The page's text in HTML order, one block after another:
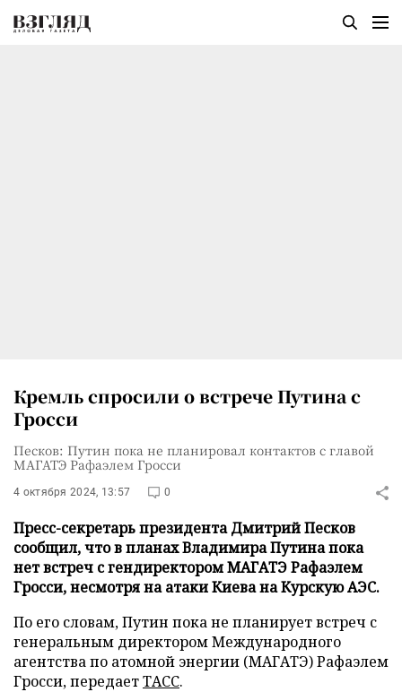
Кремль спросили о встрече Путина с
Гросси
Песков: Путин пока не планировал контактов с главой
МАГАТЭ Рафаэлем Гросси
4 октября 2024, 13:57 0
Пресс-секретарь президента Дмитрий Песков
сообщил, что в планах Владимира Путина пока
нет встреч с гендиректором МАГАТЭ Рафаэлем
Гросси, несмотря на атаки Киева на Курскую АЭС.
По его словам, Путин пока не планирует встреч с
генеральным директором Международного
агентства по атомной энергии (МАГАТЭ) Рафаэлем
Гросси, передаетТАСС.